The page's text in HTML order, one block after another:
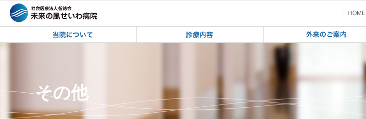
未来の風せいわ病院 | 家族教室のお申込みHOME
その他